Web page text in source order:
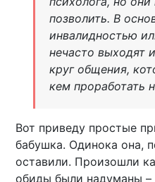
позволить. В
инвалидностью
нечасто выходят
круг общения,
кем проработать
Вот приведу простые
бабушка. Одинока она,
оставили. Произошли
обиды были надуманы –